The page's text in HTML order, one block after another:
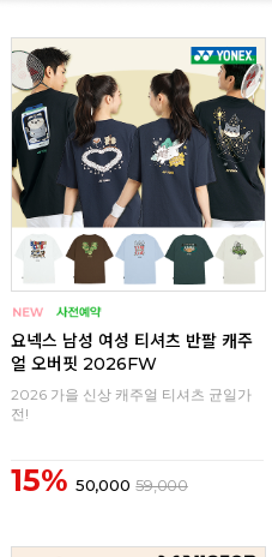
요넥스 남성 여성 티셔츠 반팔 캐주
얼 오버핏 2026FW
2026 가을 신상 캐주얼 티셔츠 균일가
전!
15% 50,000 59,000